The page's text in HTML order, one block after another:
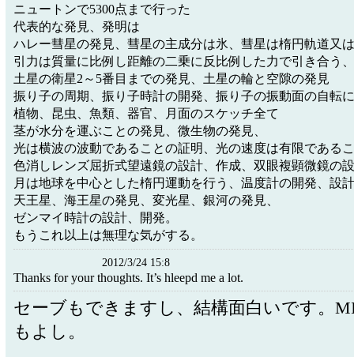
ニュートンで5300点まで行った
代表的な発見、発明は
ハレー彗星の発見、彗星の主成分は氷、彗星は楕円軌道又
引力は質量に比例し距離の二乗に反比例した力で引き合う、
土星の衛星2～5番目までの発見、土星の輪と空隙の発見
振り子の周期、振り子時計の開発、振り子の振動面の自転
植物、昆虫、魚類、器官、月面のスケッチ全て
茎が水分を運ぶことの発見、微生物の発見、
光は横波の波動であることの証明、光の速度は有限である
色消しレンズ屈折式望遠鏡の設計、作成、双眼複顕微鏡の
月は地球を中心とした楕円運動を行う、温度計の開発、設計
天王星、海王星の発見、変光星、銀河の発見、
ゼンマイ時計の設計、開発。
もうこれ以上は無理な気がする。
2012/3/24 15:8
Thanks for your thoughts. It’s hleepd me a lot.
セーブもできますし、結構面白いです。
もよし。